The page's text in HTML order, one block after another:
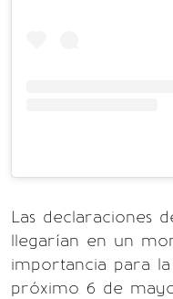
Las declaraciones
llegarían en un
importancia para
próximo 6 de